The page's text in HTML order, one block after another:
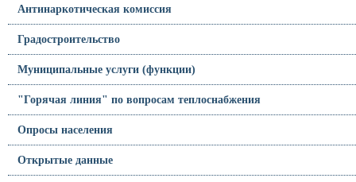
Антинаркотическая комиссия
Градостроительство
Муниципальные услуги (функции)
"Горячая линия" по вопросам теплоснабжения
Опросы населения
Открытые данные